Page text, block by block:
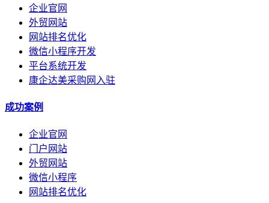
企业官网
外贸网站
网站排名优化
微信小程序开发
平台系统开发
康企达美采购网入驻
成功案例
企业官网
门户网站
外贸网站
微信小程序
网站排名优化